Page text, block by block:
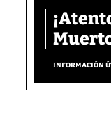
INFORMACIÓN